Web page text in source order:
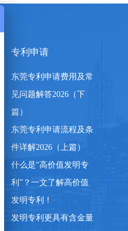
专利申请
东莞专利申请费用及常
见问题解答2026（下
篇）
东莞专利申请流程及条
件详解2026（上篇）
什么是“高价值发明专
利”？一文了解高价值
发明专利！
发明专利更具有含金量